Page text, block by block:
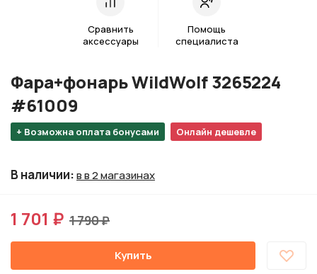
Сравнить
аксессуары
Помощь
специалиста
+ Возможна оплата бонусами Онлайн дешевле
Фара+фонарь WildWolf 3265224
#61009
В наличии:в в 2 магазинах
1 701 ₽ 1 790 ₽
Купить